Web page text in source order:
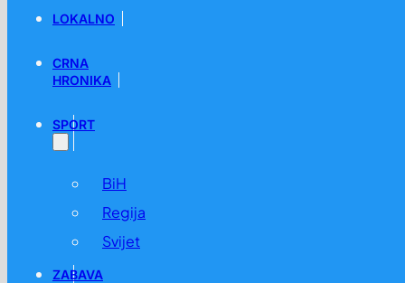
LOKALNO
CRNA
HRONIKA
SPORT
BiH
Regija
Svijet
ZABAVA